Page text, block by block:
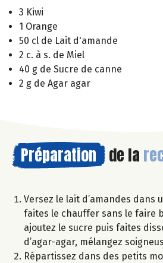
3 Kiwi
1 Orange
50 cl de Lait d'amande
2 c. à s. de Miel
40 g de Sucre de canne
2 g de Agar agar
Préparation de la
Versez le lait d’amandes dans
faites le chauffer sans le faire
ajoutez le sucre puis faites
d’agar-agar, mélangez
Répartissez dans des petits